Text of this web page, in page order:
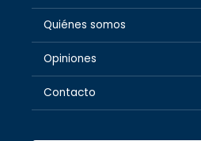
Quiénes somos
Opiniones
Contacto